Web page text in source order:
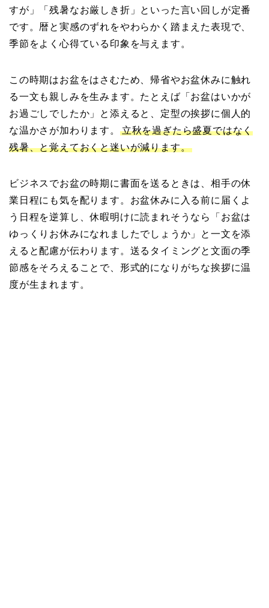
すが」「残暑なお厳しき折」といった言い回しが定番
です。暦と実感のずれをやわらかく踏まえた表現で、
季節をよく心得ている印象を与えます。
この時期はお盆をはさむため、帰省やお盆休みに触れ
る一文も親しみを生みます。たとえば「お盆はいかが
お過ごしでしたか」と添えると、定型の挨拶に個人的
な温かさが加わります。
立秋を過ぎたら盛夏ではなく
残暑、と覚えておくと迷いが減ります。
ビジネスでお盆の時期に書面を送るときは、相手の休
業日程にも気を配ります。お盆休みに入る前に届くよ
う日程を逆算し、休暇明けに読まれそうなら「お盆は
ゆっくりお休みになれましたでしょうか」と一文を添
えると配慮が伝わります。送るタイミングと文面の季
節感をそろえることで、形式的になりがちな挨拶に温
度が生まれます。